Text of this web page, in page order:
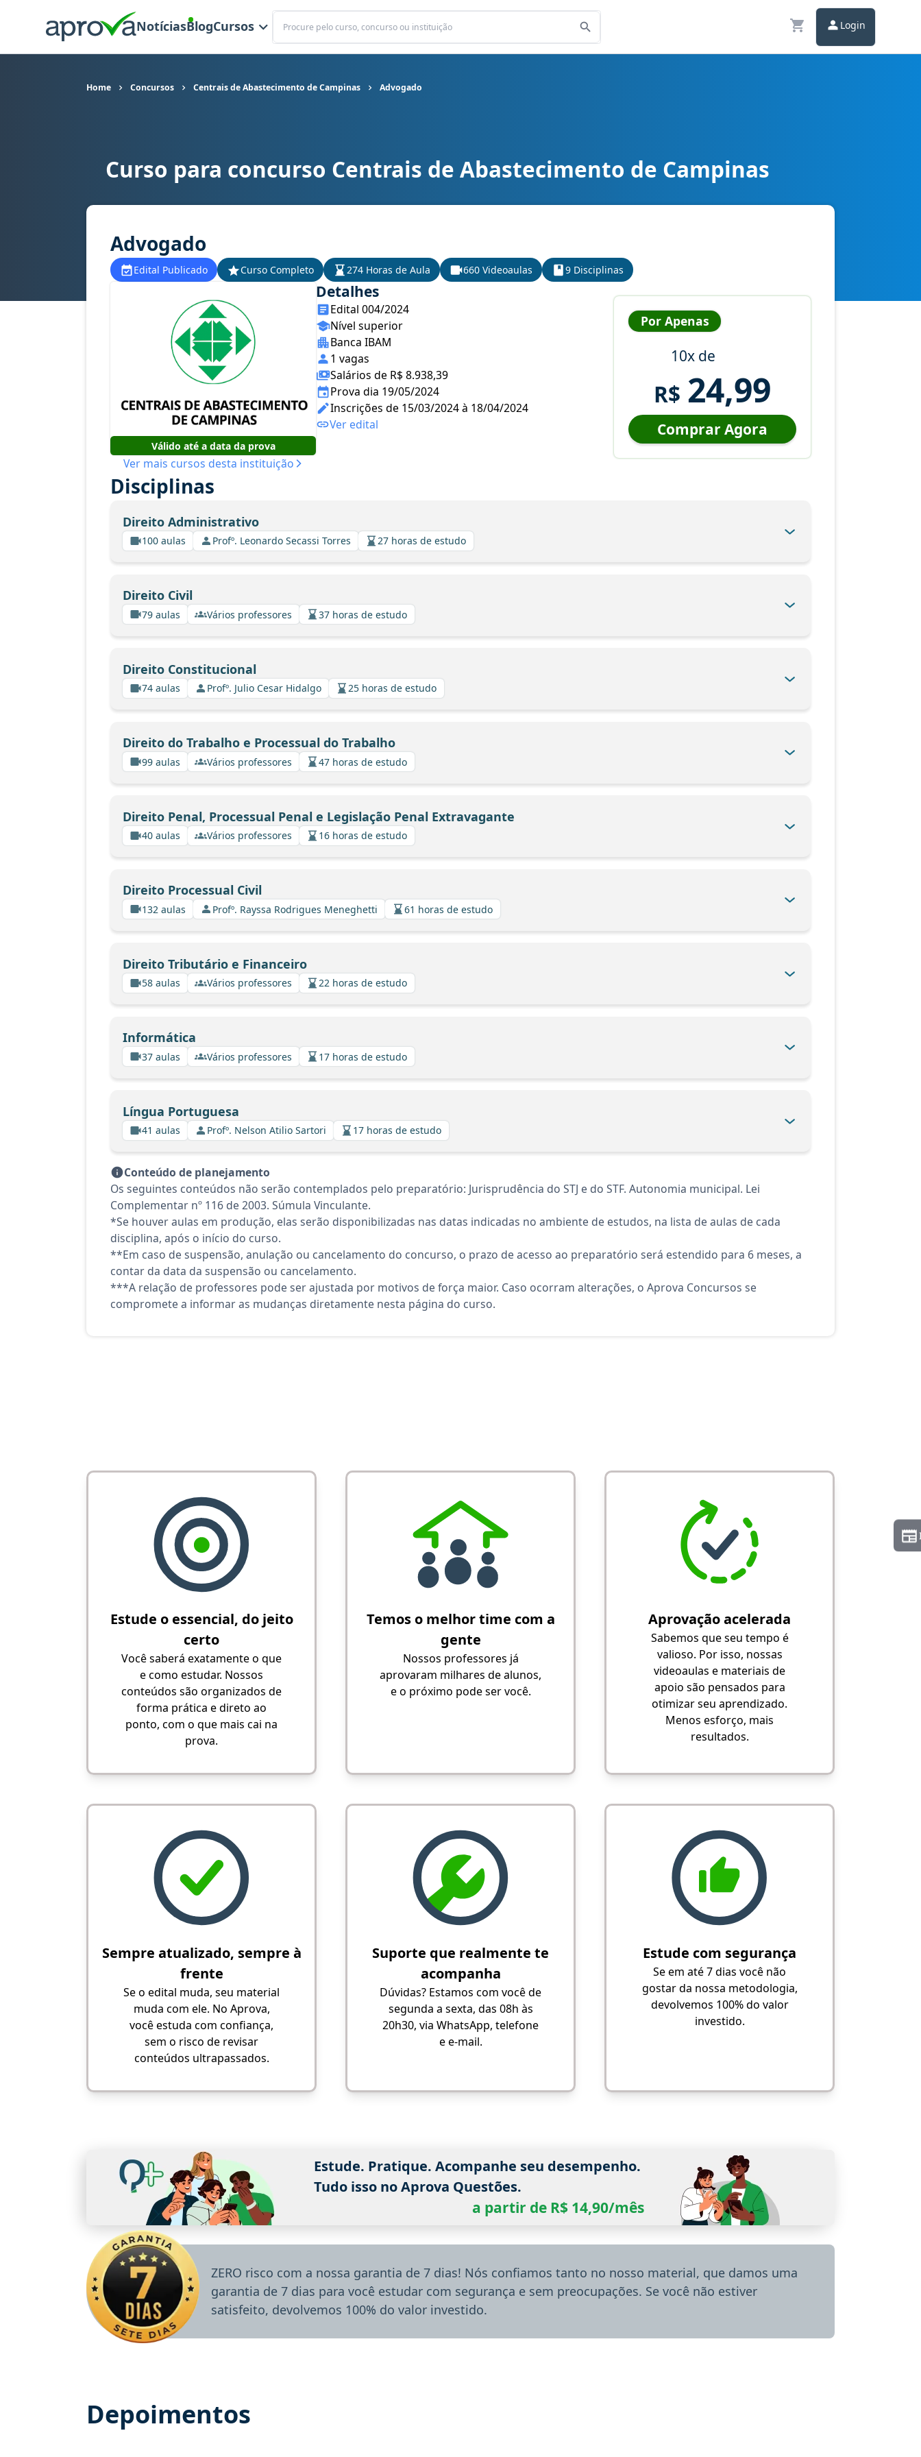
NotíciasBlogCursos
Buscar
Login
Home Concursos Centrais de Abastecimento de Campinas Advogado
Curso para concurso Campinas/SP - CEASA - Centrais de Abastecimento de Campinas cargo Advogado
Curso para concurso Centrais de Abastecimento de Campinas
Advogado
Edital Publicado Curso Completo 274 Horas de Aula 660 Videoaulas 9 Disciplinas
Válido até a data da prova
Ver mais cursos desta instituição
Detalhes
Edital 004/2024
Nível superior
Banca IBAM
1 vagas
Salários de R$ 8.938,39
Prova dia 19/05/2024
Inscrições de 15/03/2024 à 18/04/2024
Ver edital
Por Apenas
10x de
R$ 24,99
Comprar Agora
Disciplinas
Direito Administrativo
100 aulas Profº. Leonardo Secassi Torres 27 horas de estudo
Direito Civil
79 aulas Vários professores 37 horas de estudo
Direito Constitucional
74 aulas Profº. Julio Cesar Hidalgo 25 horas de estudo
Direito do Trabalho e Processual do Trabalho
99 aulas Vários professores 47 horas de estudo
Direito Penal, Processual Penal e Legislação Penal Extravagante
40 aulas Vários professores 16 horas de estudo
Direito Processual Civil
132 aulas Profº. Rayssa Rodrigues Meneghetti 61 horas de estudo
Direito Tributário e Financeiro
58 aulas Vários professores 22 horas de estudo
Informática
37 aulas Vários professores 17 horas de estudo
Língua Portuguesa
41 aulas Profº. Nelson Atilio Sartori 17 horas de estudo
Conteúdo de planejamento
Os seguintes conteúdos não serão contemplados pelo preparatório: Jurisprudência do STJ e do STF. Autonomia municipal. Lei
Complementar nº 116 de 2003. Súmula Vinculante.
*Se houver aulas em produção, elas serão disponibilizadas nas datas indicadas no ambiente de estudos, na lista de aulas de cada
disciplina, após o início do curso.
**Em caso de suspensão, anulação ou cancelamento do concurso, o prazo de acesso ao preparatório será estendido para 6 meses, a
contar da data da suspensão ou cancelamento.
***A relação de professores pode ser ajustada por motivos de força maior. Caso ocorram alterações, o Aprova Concursos se
compromete a informar as mudanças diretamente nesta página do curso.
Estude o essencial, do jeito
certo
Você saberá exatamente o que
e como estudar. Nossos
conteúdos são organizados de
forma prática e direto ao
ponto, com o que mais cai na
prova.
Temos o melhor time com a
gente
Nossos professores já
aprovaram milhares de alunos,
e o próximo pode ser você.
Aprovação acelerada
Sabemos que seu tempo é
valioso. Por isso, nossas
videoaulas e materiais de
apoio são pensados para
otimizar seu aprendizado.
Menos esforço, mais
resultados.
Sempre atualizado, sempre à
frente
Se o edital muda, seu material
muda com ele. No Aprova,
você estuda com confiança,
sem o risco de revisar
conteúdos ultrapassados.
Suporte que realmente te
acompanha
Dúvidas? Estamos com você de
segunda a sexta, das 08h às
20h30, via WhatsApp, telefone
e e-mail.
Estude com segurança
Se em até 7 dias você não
gostar da nossa metodologia,
devolvemos 100% do valor
investido.
Estude. Pratique. Acompanhe seu desempenho.
Tudo isso no Aprova Questões.
a partir de R$ 14,90/mês
ZERO risco com a nossa garantia de 7 dias! Nós confiamos tanto no nosso material, que damos uma
garantia de 7 dias para você estudar com segurança e sem preocupações. Se você não estiver
satisfeito, devolvemos 100% do valor investido.
Depoimentos